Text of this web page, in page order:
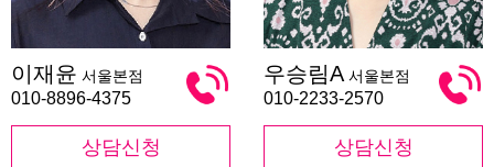
재
윤
이재윤 서울본점
010-8896-4375
상담신청
승
림
우승림A 서울본점
010-2233-2570
상담신청